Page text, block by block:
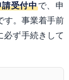
受付中で、申
す。事業着手前
必ず手続きして